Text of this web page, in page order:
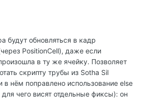
будут обновляться в кадр
PositionCell), даже если
в ту же ячейку. Позволяет
скрипту трубы из Sotha Sil
в нём поправлено использование else
чего висят отдельные фиксы): он